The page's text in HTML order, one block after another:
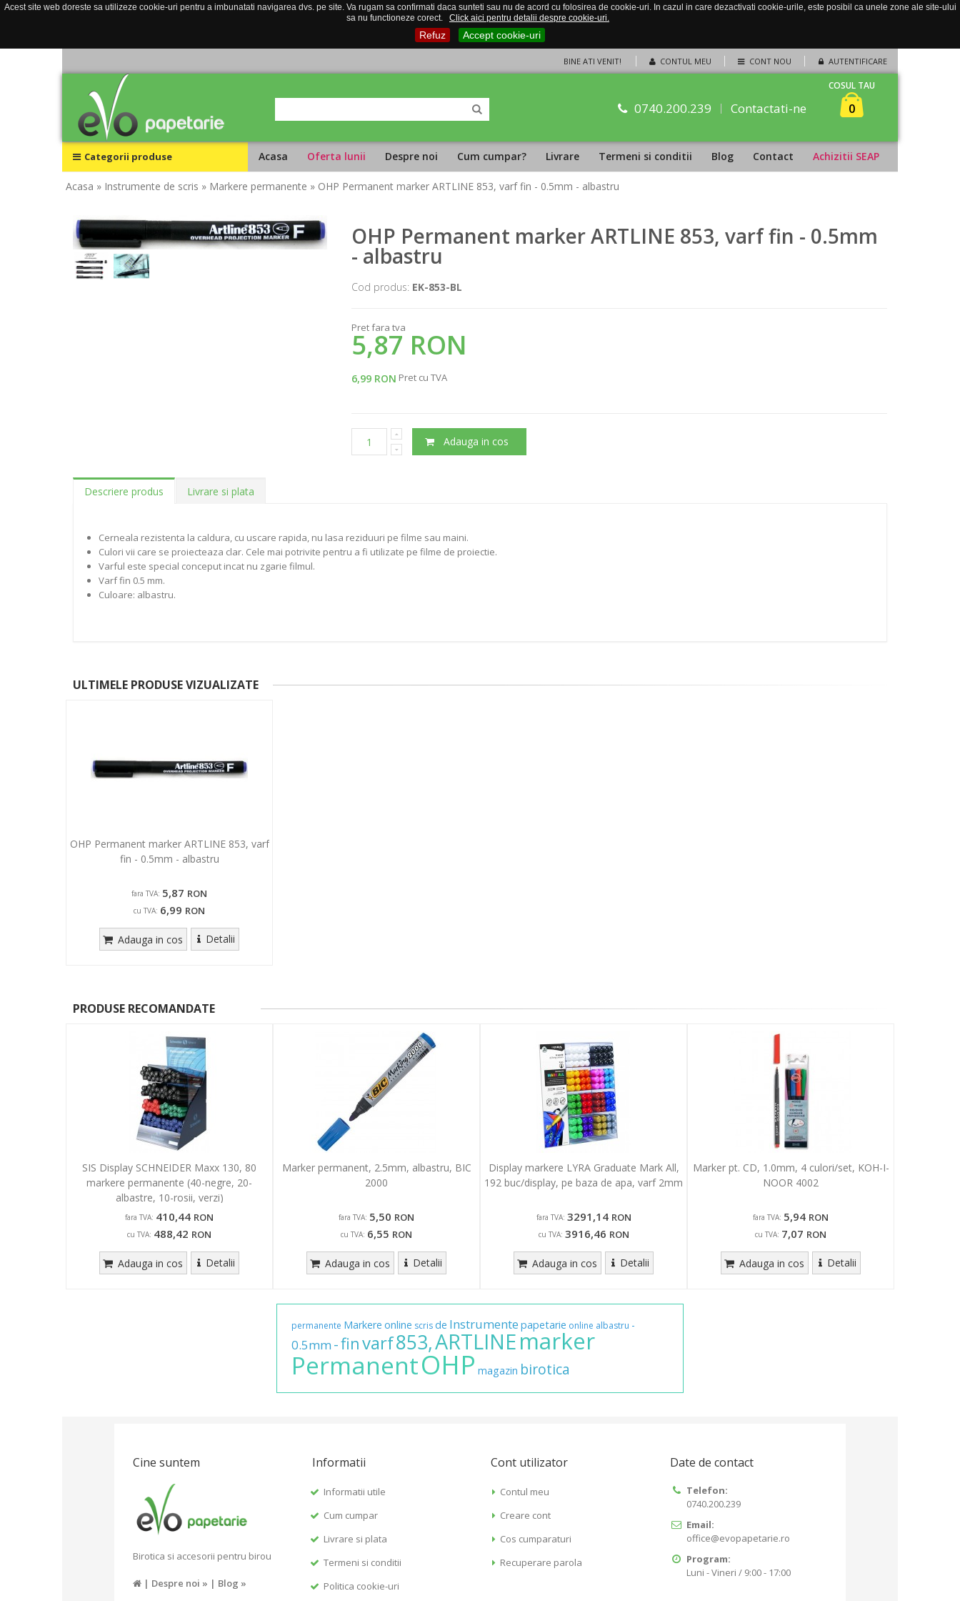
Acest site web doreste sa utilizeze cookie-uri pentru a imbunatati navigarea dvs. pe site. Va rugam sa confirmati daca sunteti sau nu de acord cu folosirea de cookie-uri. In cazul in care dezactivati cookie-urile, este posibil ca unele zone ale site-ului
sa nu functioneze corect.
Click aici pentru detalii despre cookie-uri.
Refuz Accept cookie-uri
CONTUL MEU CONT NOU AUTENTIFICARE
BINE ATI VENIT!
0740.200.239 Contactati-ne
COSUL TAU
0
Categorii produse Acasa Oferta lunii Despre noi Cum cumpar? Livrare Termeni si conditii Blog Contact Achizitii SEAP
Acasa » Instrumente de scris » Markere permanente » OHP Permanent marker ARTLINE 853, varf fin - 0.5mm - albastru
OHP Permanent marker ARTLINE 853, varf fin - 0.5mm
- albastru
Cod produs: EK-853-BL
Pret fara tva
5,87 RON
6,99 RON Pret cu TVA
Adauga in cos
Descriere produs Livrare si plata
Cerneala rezistenta la caldura, cu uscare rapida, nu lasa reziduuri pe filme sau maini.
Culori vii care se proiecteaza clar. Cele mai potrivite pentru a fi utilizate pe filme de proiectie.
Varful este special conceput incat nu zgarie filmul.
Varf fin 0.5 mm.
Culoare: albastru.
ULTIMELE PRODUSE VIZUALIZATE
OHP Permanent marker ARTLINE 853, varf
fin - 0.5mm - albastru
fara TVA: 5,87 RON
cu TVA: 6,99 RON
Adauga in cos Detalii
PRODUSE RECOMANDATE
SIS Display SCHNEIDER Maxx 130, 80
markere permanente (40-negre, 20-
albastre, 10-rosii, verzi)
fara TVA: 410,44 RON
cu TVA: 488,42 RON
Adauga in cos Detalii
Marker permanent, 2.5mm, albastru, BIC
2000
fara TVA: 5,50 RON
cu TVA: 6,55 RON
Adauga in cos Detalii
Display markere LYRA Graduate Mark All,
192 buc/display, pe baza de apa, varf 2mm
fara TVA: 3291,14 RON
cu TVA: 3916,46 RON
Adauga in cos Detalii
Marker pt. CD, 1.0mm, 4 culori/set, KOH-I-
NOOR 4002
fara TVA: 5,94 RON
cu TVA: 7,07 RON
Adauga in cos Detalii
permanente Markere online scrisde Instrumente papetarie online albastru -
0.5mm -finvarf853,ARTLINEmarker
PermanentOHP magazin birotica
Cine suntem
Birotica si accesorii pentru birou
| Despre noi » | Blog »
Informatii
Informatii utile
Cum cumpar
Livrare si plata
Termeni si conditii
Politica cookie-uri
Cont utilizator
Contul meu
Creare cont
Cos cumparaturi
Recuperare parola
Date de contact
Telefon:
0740.200.239
Email:
office@evopapetarie.ro
Program:
Luni - Vineri / 9:00 - 17:00